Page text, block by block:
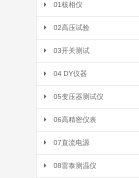
01核相仪
02高压试验
03开关测试
04 DY仪器
05变压器测试仪
06高精密仪表
07直流电源
08雷泰测温仪